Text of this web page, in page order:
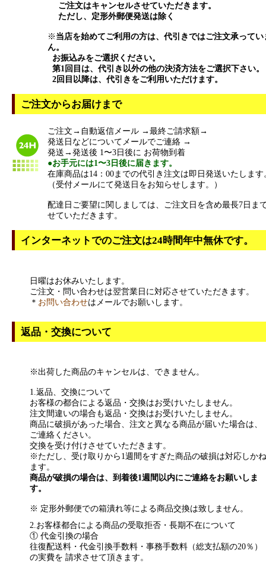
ご注文はキャンセルさせていただきます。
ただし、定形外郵便発送は除く
※ 当店を始めてご利用の方は、代引きではご注文承ってい
ん。
お振込みをご選択ください。
第1回目は、代引き以外の他の決済方法をご選択下さい。
2回目以降は、代引きをご利用いただけます。
ご注文からお届けまで
ご注文→自動返信メール →最終ご請求額→
発送日などについてメールでご連絡 →
発送→発送後 1〜3日後に お荷物到着
●お手元には1〜3日後に届きます。
在庫商品は14：00までの代引き注文は即日発送いたします
（受付メールにて発送日をお知らせします。）
配達日ご要望に関しましては、ご注文日を含め最長7日ま
せていただきます。
インターネットでのご注文は24時間年中無休です。
日曜はお休みいたします。
ご注文・問い合わせは翌営業日に対応させていただきます。
＊ お問い合わせはメールでお願いします。
返品・交換について
※出荷した商品のキャンセルは、できません。
1.返品、交換について
お客様の都合による返品・交換はお受けいたしません。
注文間違いの場合も返品・交換はお受けいたしません。
商品に破損があった場合、注文と異なる商品が届いた場合は、
ご連絡ください。
交換を受け付けさせていただきます。
※ただし、受け取りから1週間をすぎた商品の破損は対応しかね
ます。
商品が破損の場合は、到着後1週間以内にご連絡をお願いしま
す。
※ 定形外郵便での箱潰れ等による商品交換は致しません。
2.お客様都合による商品の受取拒否・長期不在について
① 代金引換の場合
往復配送料・代金引換手数料・事務手数料（総支払額の20％）
の実費を 請求させて頂きます。